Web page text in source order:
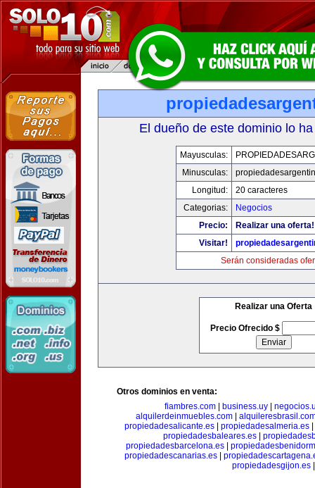
El dueño de este dominio lo
Mayusculas:
Minusculas:
Longitud:
20 caracteres
Categorias:
Negocios
Precio:
Realizar una oferta!
Visitar!
Serán consideradas
Realizar una Oferta
Precio Ofrecido $
Otros dominios en venta:
fiambres.com
business.uy
alquilerdeinmuebles.com|
propiedadesalicante.es| propiedadesalmeria.es|
propiedadesbaleares.es
propiedadesbarcelona.es
propiedadescanarias.es|
propiedadesgijon.es